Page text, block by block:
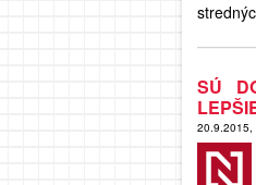
SÚ
20.9.2015,